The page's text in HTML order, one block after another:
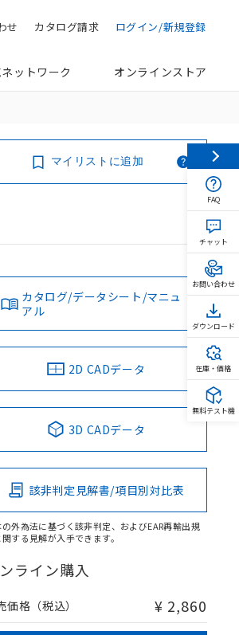
ログイン/新規登録
カタログ請求
せ
ットワーク オンラインストア
マイリストに追加
カタログ/データシート/マニュ
アル
2D CADデータ
3D CADデータ
該非判定見解書/項目別対比表
の外為法に基づく該非判定、およびEAR再輸出規
する見解が入手できます。
ライン購入
価格（税込） ¥ 2,860
FAQ
チャット
お問い合わせ
ダウンロード
在庫・価格
無料テスト機